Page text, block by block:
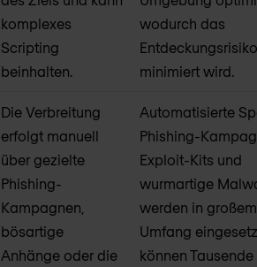
komplexes
Scripting
beinhalten.
wodurch das
minimiert wird.
Die Verbreitung
erfolgt manuell
über gezielte
Phishing-
Kampagnen,
bösartige
Anhänge oder die
Automatisierte
Phishing-
Exploit-Kits und
wurmartige
werden in großem
Umfang
können